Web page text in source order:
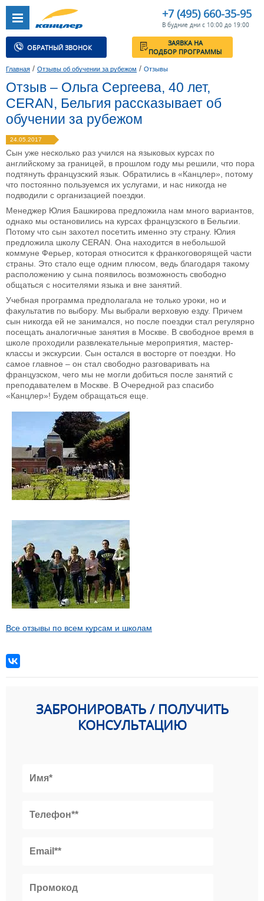
+7 (495) 660-35-95
В будние дни с 10:00 до 19:00
ОБРАТНЫЙ ЗВОНОК
ЗАЯВКА НА
ПОДБОР ПРОГРАММЫ
Главная / Отзывы об обучении за рубежом / Отзывы
Отзыв – Ольга Сергеева, 40 лет,
CERAN, Бельгия рассказывает об
обучении за рубежом
24.05.2017
Сын уже несколько раз учился на языковых курсах по
английскому за границей, в прошлом году мы решили, что пора
подтянуть французский язык. Обратились в «Канцлер», потому
что постоянно пользуемся их услугами, и нас никогда не
подводили с организацией поездки.
Менеджер Юлия Башкирова предложила нам много вариантов,
однако мы остановились на курсах французского в Бельгии.
Потому что сын захотел посетить именно эту страну. Юлия
предложила школу CERAN. Она находится в небольшой
коммуне Ферьер, которая относится к франкоговорящей части
страны. Это стало еще одним плюсом, ведь благодаря такому
расположению у сына появилось возможность свободно
общаться с носителями языка и вне занятий.
Учебная программа предполагала не только уроки, но и
факультатив по выбору. Мы выбрали верховую езду. Причем
сын никогда ей не занимался, но после поездки стал регулярно
посещать аналогичные занятия в Москве. В свободное время в
школе проходили развлекательные мероприятия, мастер-
классы и экскурсии. Сын остался в восторге от поездки. Но
самое главное – он стал свободно разговаривать на
французском, чего мы не могли добиться после занятий с
преподавателем в Москве. В Очередной раз спасибо
«Канцлер»! Будем обращаться еще.
Все отзывы по всем курсам и школам
ЗАБРОНИРОВАТЬ / ПОЛУЧИТЬ
КОНСУЛЬТАЦИЮ